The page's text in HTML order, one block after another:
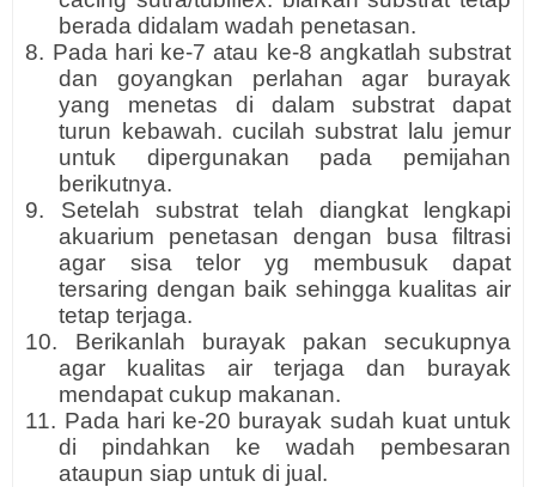
berada didalam wadah penetasan.
8. Pada hari ke-7 atau ke-8 angkatlah substrat
dan goyangkan perlahan agar burayak
yang menetas di dalam substrat dapat
turun kebawah. cucilah substrat lalu jemur
untuk dipergunakan pada pemijahan
berikutnya.
9. Setelah substrat telah diangkat lengkapi
akuarium penetasan dengan busa filtrasi
agar sisa telor yg membusuk dapat
tersaring dengan baik sehingga kualitas air
tetap terjaga.
10. Berikanlah burayak pakan secukupnya
agar kualitas air terjaga dan burayak
mendapat cukup makanan.
11. Pada hari ke-20 burayak sudah kuat untuk
di pindahkan ke wadah pembesaran
ataupun siap untuk di jual.